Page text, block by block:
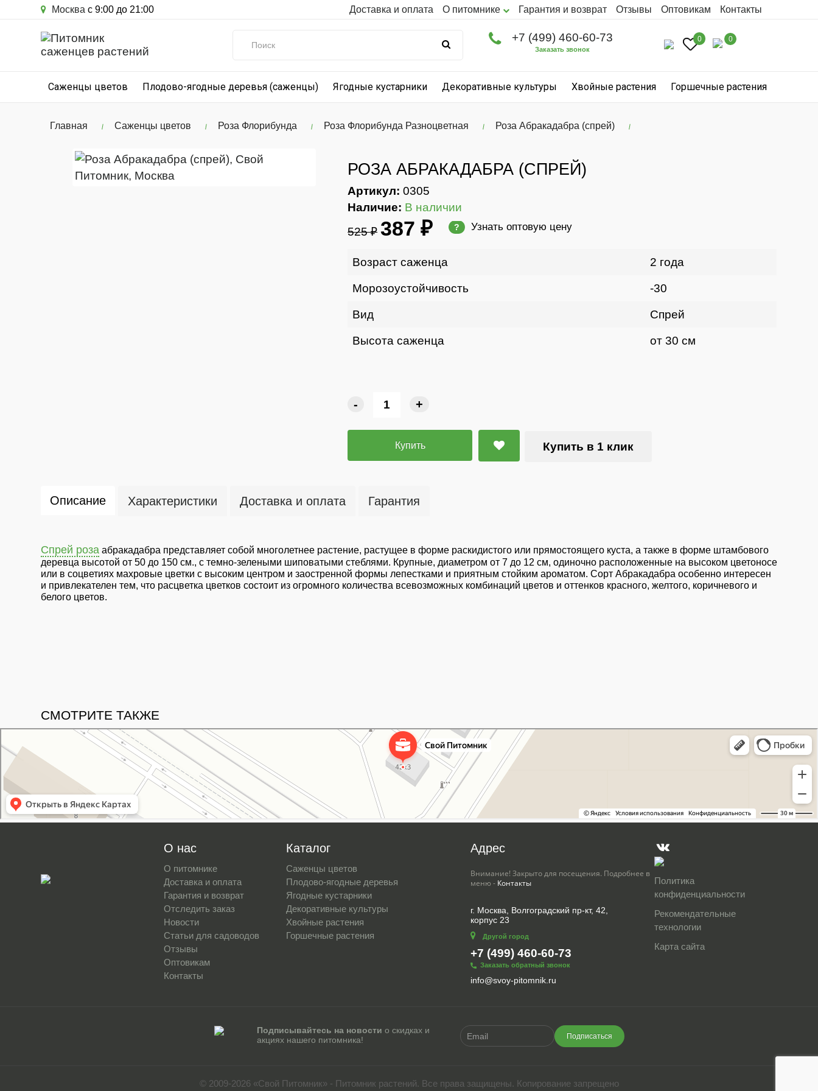
Москва с 9:00 до 21:00 Доставка и оплата О питомнике Гарантия и возврат Отзывы Оптовикам Контакты
+7 (499) 460-60-73
Заказать звонок
0 0
Саженцы цветов Плодово-ягодные деревья (саженцы) Ягодные кустарники Декоративные культуры Хвойные растения Горшечные растения
Главная Саженцы цветов Роза Флорибунда Роза Флорибунда Разноцветная Роза Абракадабра (спрей)
РОЗА АБРАКАДАБРА (СПРЕЙ)
Артикул: 0305
Наличие: В наличии
525 ₽ 387 ₽ ? Узнать оптовую цену
Возраст саженца 2 года
Морозоустойчивость -30
Вид Спрей
Высота саженца от 30 см
- +
Купить Купить в 1 клик
Описание Характеристики Доставка и оплата Гарантия
Спрей роза абракадабра представляет собой многолетнее растение, растущее в форме раскидистого или прямостоящего куста, а также в форме штамбового
деревца высотой от 50 до 150 см., с темно-зелеными шиповатыми стеблями. Крупные, диаметром от 7 до 12 см, одиночно расположенные на высоком цветоносе
или в соцветиях махровые цветки с высоким центром и заостренной формы лепестками и приятным стойким ароматом. Сорт Абракадабра особенно интересен
и привлекателен тем, что расцветка цветков состоит из огромного количества всевозможных комбинаций цветов и оттенков красного, желтого, коричневого и
белого цветов.
СМОТРИТЕ ТАКЖЕ
Питомник растений в Москве
Садовый центр в Москве
О нас
О питомнике
Доставка и оплата
Гарантия и возврат
Отследить заказ
Новости
Статьи для садоводов
Отзывы
Оптовикам
Контакты
Каталог
Саженцы цветов
Плодово-ягодные деревья
Ягодные кустарники
Декоративные культуры
Хвойные растения
Горшечные растения
Адрес
Внимание! Закрыто для посещения. Подробнее в
меню - Контакты
г. Москва, Волгоградский пр-кт, 42,
корпус 23
Другой город
+7 (499) 460-60-73
Заказать обратный звонок
info@svoy-pitomnik.ru
Политика
конфиденциальности
Рекомендательные
технологии
Карта сайта
Подписывайтесь на новости о скидках и
акциях нашего питомника!
Подписаться
© 2009-2026 «Свой Питомник» - Питомник растений. Все права защищены. Копирование запрещено